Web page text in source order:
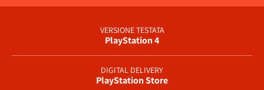
VERSIONE TESTATA
PlayStation 4
DIGITAL DELIVERY
PlayStation Store